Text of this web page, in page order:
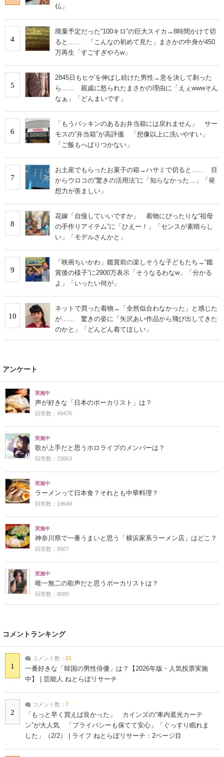
仏」
4
廃棄予定だった“100キロ”の巨大スイカ→8時間かけて切
ると…… 「こんなの初めて見た」まさかの中身が450
万再生「すごすぎやろw」
5
2845日もヒゲを伸ばし続けた男性→意を決して剃った
ら…… 親戚に怒られたまさかの理由に「えぇwwwそん
なぁ」「どんまいです」
6
「もうパッキンのあるお弁当箱には戻れません」 サー
モスの“弁当箱”が高評価 「想像以上に洗いやすい」
「ご飯もへばりつかない」
7
お土産でもらったお菓子の箱→ハサミで切ると…… 目
からウロコの“驚きの活用法”に「知らなかった…」「発
想力が羨ましい」
8
花嫁「自慢していいですか」 着物にぴったりな“祖母
の手作りアイテム”に「ひえー！」「センスが素晴らし
い」「モデルさんかと」
9
「映画ちいかわ」鑑賞前の楽しそうな子どもたち→“鑑
賞後の様子”に2900万表示「そうなるわなw」「分かる
よ」「いったい何が」
10
ネットで買った着物→「全然似合わなかった」と感じた
が…… 驚きの姿に「矢沢あい作品から飛び出してきた
のかと」「どんどん着てほしい」
アンケート
実施中
声が好きな「日本のボーカリスト」は？
回答数：49476
実施中
歌が上手だと思うホロライブのメンバーは？
回答数：23863
実施中
ラーメンって日本食？それとも中華料理？
回答数：19649
実施中
神奈川県で一番うまいと思う「横浜家系ラーメン店」はどこ？
回答数：8507
実施中
唯一無二の歌声だと思うボーカリストは？
回答数：8085
コメントランキング
1
コメント数： 21
一番好きな「韓国の男性俳優」は？【2026年版・人気投票実施
中】 | 芸能人 ねとらぼリサーチ
2
コメント数： 7
「もっと早く買えば良かった」 カインズの“車内遮光カーテ
ン”が大人気 「プライバシーも保てて安心」「ぐっすり眠れま
した」（2/2） | ライフ ねとらぼリサーチ：2ページ目